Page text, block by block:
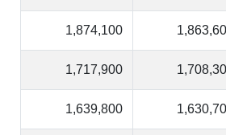
1,874,100
1,717,900
1,639,800